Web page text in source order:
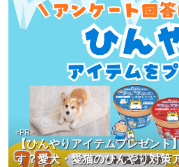
【ひんやりアイテムプレゼント
す？愛犬・愛猫のひんやり対策
<PR>